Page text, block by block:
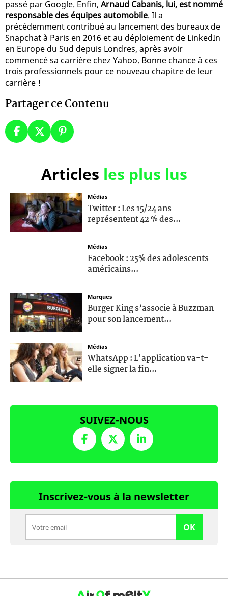
passé par Google. Enfin, Arnaud Cabanis, lui, est nommé
responsable des équipes automobile. Il a
précédemment contribué au lancement des bureaux de
Snapchat à Paris en 2016 et au déploiement de LinkedIn
en Europe du Sud depuis Londres, après avoir
commencé sa carrière chez Yahoo. Bonne chance à ces
trois professionnels pour ce nouveau chapitre de leur
carrière !
Partager ce Contenu
Articles les plus lus
Médias
Twitter : Les 15/24 ans
représentent 42 % des...
Médias
Facebook : 25% des adolescents
américains...
Marques
Burger King s’associe à Buzzman
pour son lancement...
Médias
WhatsApp : L'application va-t-
elle signer la fin...
SUIVEZ-NOUS
Inscrivez-vous à la newsletter
OK